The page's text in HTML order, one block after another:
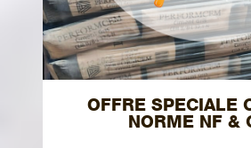
OFFRE SPECIALE
NORME NF &